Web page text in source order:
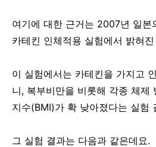
여기에 대한 근거는 2007년 일본
카테킨 인체적용 실험에서 밝혀
이 실험에서는 카테킨을 가지고
니, 복부비만을 비롯해 각종 체제
지수(BMI)가 확 낮아졌다는 실험
그 실험 결과는 다음과 같은데요.